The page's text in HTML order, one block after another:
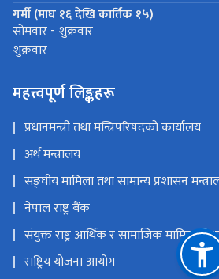
गर्मी (माघ १६ देखि कार्तिक १५)
साेमवार - शुक्रवार
शुक्रवार
महत्त्वपूर्ण लिङ्कहरू
प्रधानमन्त्री तथा मन्त्रिपरिषदको कार्यालय
अर्थ मन्त्रालय
सङ्‍घीय मामिला तथा सामान्य प्रशासन
नेपाल राष्ट्र बैंक
संयुक्त राष्ट्र आर्थिक र सामाजिक मामिला
राष्ट्रिय योजना आयोग